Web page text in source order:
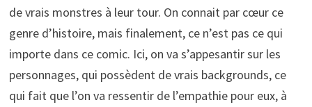
de vrais monstres à leur tour. On connait par cœur ce
genre d’histoire, mais finalement, ce n’est pas ce qui
importe dans ce comic. Ici, on va s’appesantir sur les
personnages, qui possèdent de vrais backgrounds, ce
qui fait que l’on va ressentir de l’empathie pour eux, à